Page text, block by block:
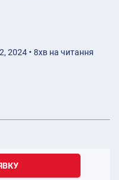
2024 • 8хв на читання